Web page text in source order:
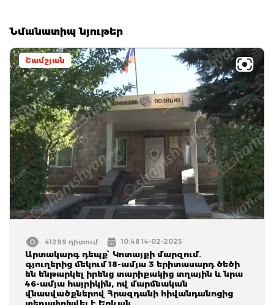
Նմանատիպ նյութեր
Շամշյան
41299 դիտում 10:48 14-02-2025
Արտակարգ դեպք՝ Կոտայքի մարզում․
գյուղերից մեկում 18-ամյա 3 երիտասարդ ծեծի
են ենթարկել իրենց տարիքակից տղային և նրա
46-ամյա հայրիկին, ով մարմնական
վնասվածքներով Հրազդանի հիվանդանոցից
տեղափոխվել է Երևան